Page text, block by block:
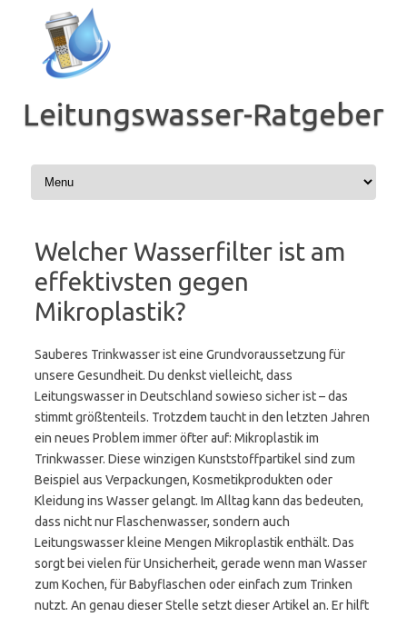
Inhalt
springen
Leitungswasser-Ratgeber
Welcher Wasserfilter ist am
effektivsten gegen
Mikroplastik?
Sauberes Trinkwasser ist eine Grundvoraussetzung für
unsere Gesundheit. Du denkst vielleicht, dass
Leitungswasser in Deutschland sowieso sicher ist – das
stimmt größtenteils. Trotzdem taucht in den letzten Jahren
ein neues Problem immer öfter auf: Mikroplastik im
Trinkwasser. Diese winzigen Kunststoffpartikel sind zum
Beispiel aus Verpackungen, Kosmetikprodukten oder
Kleidung ins Wasser gelangt. Im Alltag kann das bedeuten,
dass nicht nur Flaschenwasser, sondern auch
Leitungswasser kleine Mengen Mikroplastik enthält. Das
sorgt bei vielen für Unsicherheit, gerade wenn man Wasser
zum Kochen, für Babyflaschen oder einfach zum Trinken
nutzt. An genau dieser Stelle setzt dieser Artikel an. Er hilft